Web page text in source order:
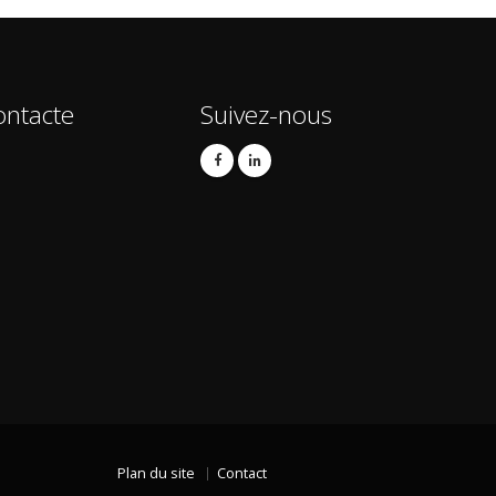
Suivez-nous
Plan du site Contact